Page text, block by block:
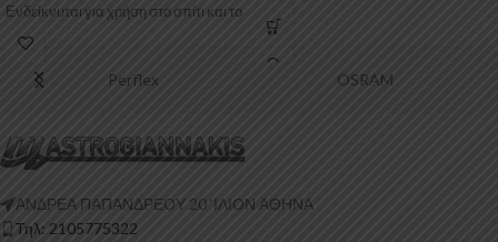
Ενδείκνυται για χρήση στο σπίτι και το
γραφείο.
Perflex OSRAM
ΑΝΔΡΕΑ ΠΑΠΑΝΔΡΕΟΥ 20 ‘ΙΛΙΟΝ ΑΘΗΝΑ
Τηλ: 2105775322